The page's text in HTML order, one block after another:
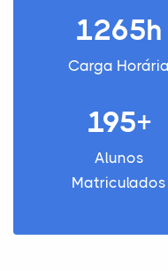
1265h
Carga Horária
195+
Alunos
Matriculados